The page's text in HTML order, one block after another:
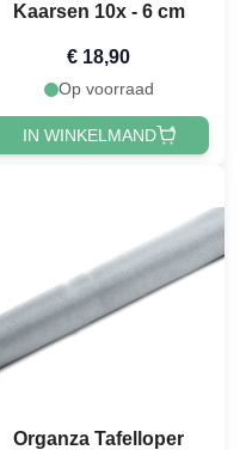
Kaarsen 10x - 6 cm
€ 18,90
Op voorraad
IN WINKELMAND
Organza Tafelloper